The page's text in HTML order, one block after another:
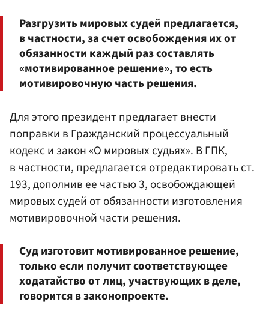
Разгрузить мировых судей предлагается,
в частности, за счет освобождения их от
обязанности каждый раз составлять
«мотивированное решение», то есть
мотивировочную часть решения.
Для этого президент предлагает внести
поправки в Гражданский процессуальный
кодекс и закон «О мировых судьях». В ГПК,
в частности, предлагается отредактировать ст.
193, дополнив ее частью 3, освобождающей
мировых судей от обязанности изготовления
мотивировочной части решения.
Суд изготовит мотивированное решение,
только если получит соответствующее
ходатайство от лиц, участвующих в деле,
говорится в законопроекте.